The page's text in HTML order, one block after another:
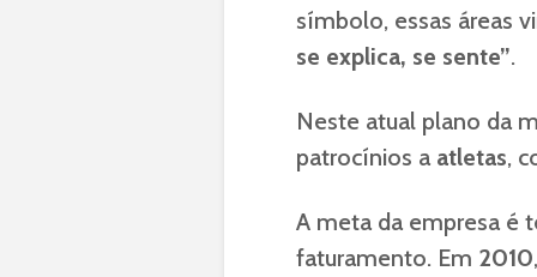
símbolo, essas áreas
se explica, se sente”.
Neste atual plano da
patrocínios a atletas,
A meta da empresa é
faturamento. Em 2010